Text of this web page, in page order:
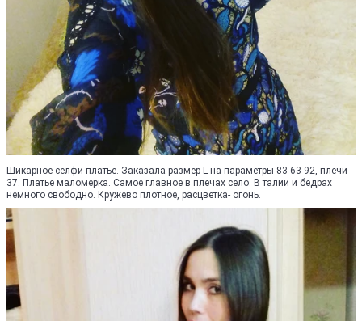
Шикарное селфи-платье. Заказала размер L на параметры 83-63-92, плечи
37. Платье маломерка. Самое главное в плечах село. В талии и бедрах
немного свободно. Кружево плотное, расцветка- огонь.